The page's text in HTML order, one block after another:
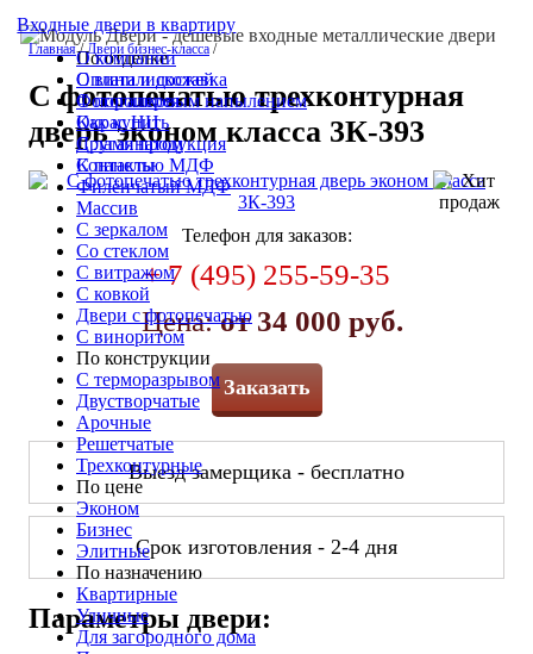
Входные двери в квартиру
По отделке
С винилискожей
С порошковым напылением
Окрас НЦ
С ламинатом
С панелью МДФ
Филёнчатый МДФ
Массив
С зеркалом
Со стеклом
С витражом
С ковкой
Двери с фотопечатью
С виноритом
По конструкции
С терморазрывом
Двустворчатые
Арочные
Решетчатые
Трехконтурные
По цене
Эконом
Бизнес
Элитные
По назначению
Квартирные
Уличные
Для загородного дома
О компании
Оплата и доставка
Фотогалерея
Как купить
Другая продукция
Контакты
Главная / Двери бизнес-класса /
С фотопечатью трехконтурная
дверь эконом класса 3К-393
Телефон для заказов:
+ 7 (495) 255-59-35
Цена:от 34 000 руб.
Заказать
Выезд замерщика - бесплатно
Срок изготовления - 2-4 дня
Параметры двери: